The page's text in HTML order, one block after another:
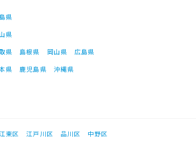
県
県
県 島根県 岡山県
広島県
県 鹿児島県 沖縄県
東区 江戸川区 品川区
中野区